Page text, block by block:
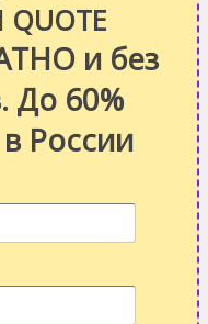
и без
До 60%
России